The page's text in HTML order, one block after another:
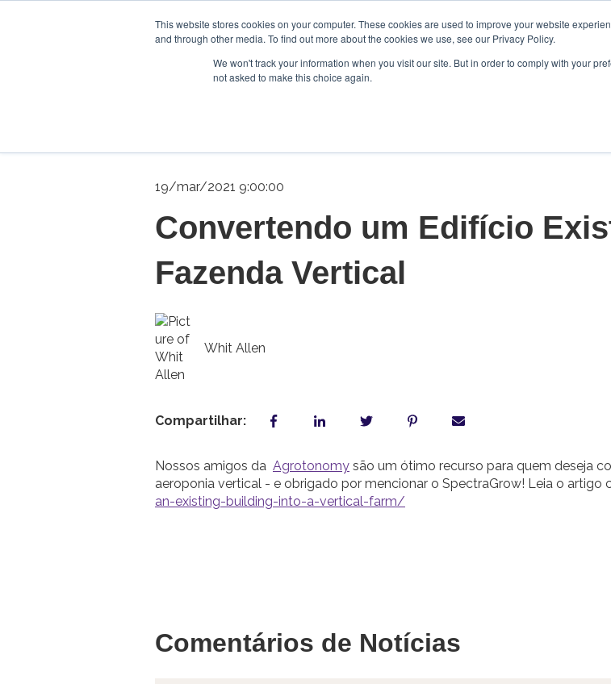
This website stores cookies on your computer. These cookies are used to improve your website
and through other media. To find out more about the cookies we use, see our Privacy Policy.
We won't track your information when you visit our site. But in order to comply with your
not asked to make this choice again.
19/mar/2021 9:00:00
Convertendo um Edifício
Fazenda Vertical
Whit Allen
Compartilhar:
Nossos amigos da Agrotonomy são um ótimo recurso para quem deseja
aeroponia vertical - e obrigado por mencionar o SpectraGrow! Leia o artigo
an-existing-building-into-a-vertical-farm/
Comentários de Notícias